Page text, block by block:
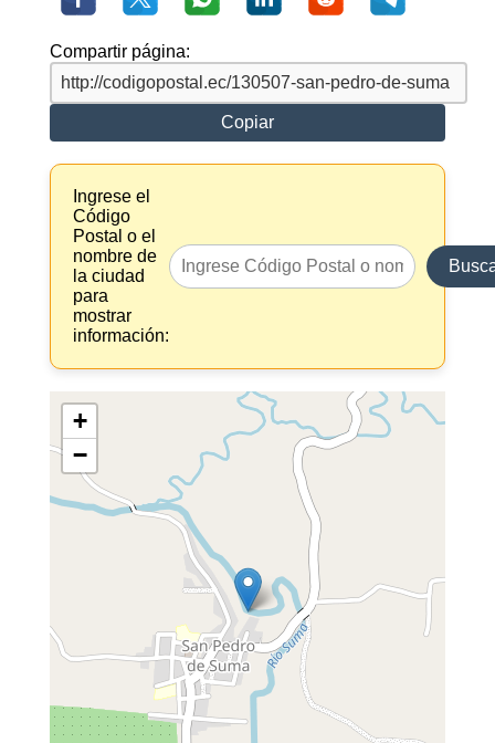
Compartir página:
Copiar
Ingrese el
Código
Postal o el
nombre de
la ciudad
para
mostrar
información:
+
−